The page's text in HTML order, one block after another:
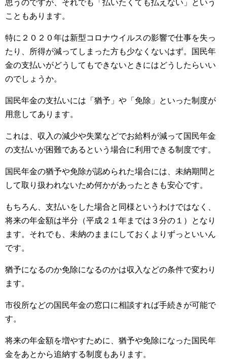
思うのですが、それでも「払いたくても払えない」という
こともあります。
特に２０２０年は新型コロナウイルスの影響で仕事を失っ
たり、所得が減ってしまった方も少なくないはず。国民年
金の支払いがどうしてもできないときにはどうしたらいい
のでしょうか。
国民年金の支払いには「猶予」や「免除」といった制度が
用意してあります。
これは、収入の減少や失業などでお給料が減って国民年金
の支払いが困難であるという場合に利用できる制度です。
国民年金の猶予や免除が認められた場合には、未納期間と
して取り扱われないため何かがあったときも安心です。
もちろん、支払いをした場合と同様というわけではなく、
将来の年金額は半分（平成２１年までは３分の１）となり
ます。それでも、未納のままにしておくよりずっといいん
です。
猶予になるのか免除になるのかは収入などの条件で変わり
ます。
市役所などの国民年金の窓口に相談すれば手続きが可能で
す。
将来の年金額を増やすために、猶予や免除になった国民年
金をあとから追納する制度もあります。